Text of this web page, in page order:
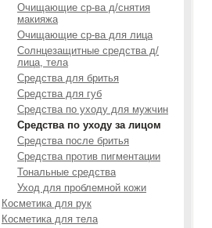
Очищающие ср-ва д/снятия
макияжа
Очищающие ср-ва для лица
Солнцезащитные средства д/
лица, тела
Средства для бритья
Средства для губ
Средства по уходу для мужчин
Средства по уходу за лицом
Средства после бритья
Средства против пигментации
Тональные средства
Уход для проблемной кожи
Косметика для рук
Косметика для тела